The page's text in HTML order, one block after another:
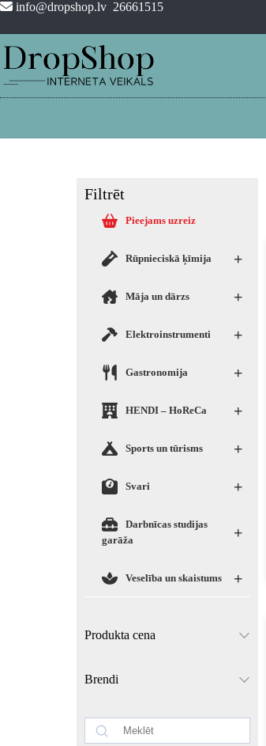
info@dropshop.lv 26661515
Filtrēt
Pieejams uzreiz
+
Rūpnieciskā ķīmija
+
Māja un dārzs
+
Elektroinstrumenti
+
Gastronomija
+
HENDI – HoReCa
+
Sports un tūrisms
+
Svari
+
Darbnīcas studijas
garāža
+
Veselība un skaistums
Produkta cena
Brendi